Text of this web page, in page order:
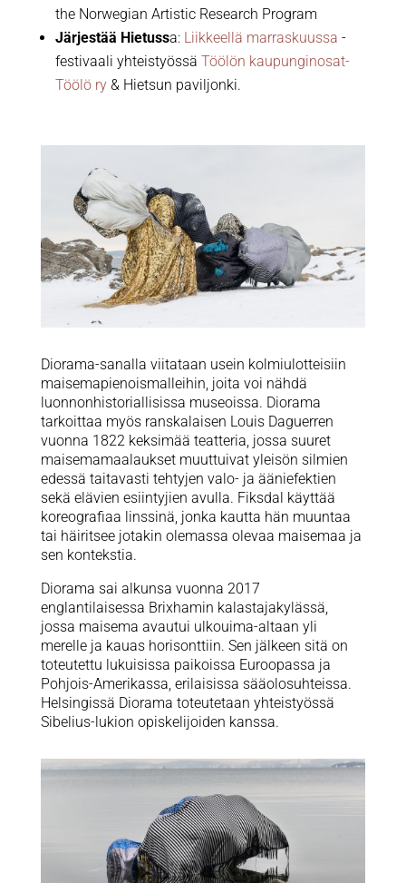
the Norwegian Artistic Research Program
Järjestää Hietussa: Liikkeellä marraskuussa -
festivaali yhteistyössä Töölön kaupunginosat-
Töölö ry& Hietsun paviljonki.
Diorama-sanalla viitataan usein kolmiulotteisiin
maisemapienoismalleihin, joita voi nähdä
luonnonhistoriallisissa museoissa. Diorama
tarkoittaa myös ranskalaisen Louis Daguerren
vuonna 1822 keksimää teatteria, jossa suuret
maisemamaalaukset muuttuivat yleisön silmien
edessä taitavasti tehtyjen valo- ja ääniefektien
sekä elävien esiintyjien avulla. Fiksdal käyttää
koreografiaa linssinä, jonka kautta hän muuntaa
tai häiritsee jotakin olemassa olevaa maisemaa ja
sen kontekstia.
Diorama sai alkunsa vuonna 2017
englantilaisessa Brixhamin kalastajakylässä,
jossa maisema avautui ulkouima-altaan yli
merelle ja kauas horisonttiin. Sen jälkeen sitä on
toteutettu lukuisissa paikoissa Euroopassa ja
Pohjois-Amerikassa, erilaisissa sääolosuhteissa.
Helsingissä Diorama toteutetaan yhteistyössä
Sibelius-lukion opiskelijoiden kanssa.